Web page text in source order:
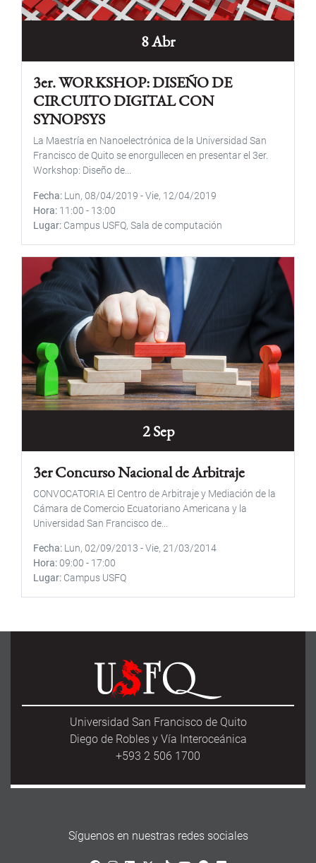
8 Abr
3er. WORKSHOP: DISEÑO DE
CIRCUITO DIGITAL CON
SYNOPSYS
La Maestría en Nanoelectrónica de la Universidad San
Francisco de Quito se enorgullecen en presentar el 3er.
Workshop: Diseño de...
Fecha Lun, 08/04/2019 -Vie, 12/04/2019
Hora 11:00 - 13:00
Lugar Campus USFQ, Sala de computación
2 Sep
3er Concurso Nacional de Arbitraje
CONVOCATORIA El Centro de Arbitraje y Mediación de la
Cámara de Comercio Ecuatoriano Americana y la
Universidad San Francisco de...
Fecha Lun, 02/09/2013 -Vie, 21/03/2014
Hora 09:00 - 17:00
Lugar Campus USFQ
Universidad San Francisco de Quito
Diego de Robles y Vía Interoceánica
+593 2 506 1700
Síguenos en nuestras redes sociales